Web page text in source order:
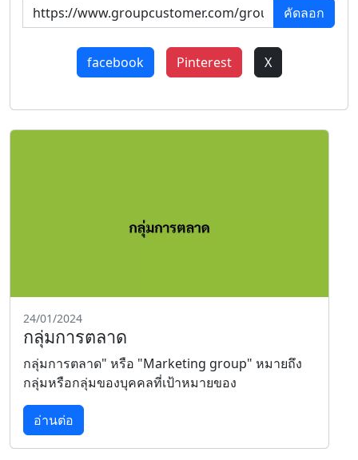
คัดลอก
facebook Pinterest X
24/01/2024
กลุ่มการตลาด
กลุ่มการตลาด" หรือ "Marketing group" หมายถึง
กลุ่มหรือกลุ่มของบุคคลที่เป้าหมายของ
อ่านต่อ